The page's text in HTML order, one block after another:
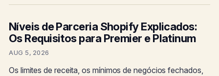
Níveis de Parceria Shopify Explicados:
Os Requisitos para Premier e Platinum
AUG 5, 2026
Os limites de receita, os mínimos de negócios fechados,